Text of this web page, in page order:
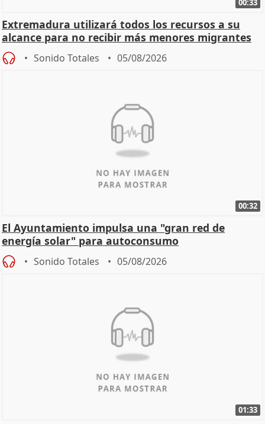
Extremadura utilizará todos los recursos a su
alcance para no recibir más menores migrantes
Sonido Totales 05/08/2026
00:32
El Ayuntamiento impulsa una "gran red de
energía solar" para autoconsumo
Sonido Totales 05/08/2026
01:33